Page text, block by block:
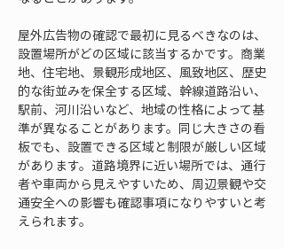
屋外広告物の確認で最初に見るべきなのは、
設置場所がどの区域に該当するかです。商業
地、住宅地、景観形成地区、風致地区、歴史
的な街並みを保全する区域、幹線道路沿い、
駅前、河川沿いなど、地域の性格によって基
準が異なることがあります。同じ大きさの看
板でも、設置できる区域と制限が厳しい区域
があります。道路境界に近い場所では、通行
者や車両から見えやすいため、周辺景観や交
通安全への影響も確認事項になりやすいと考
えられます。